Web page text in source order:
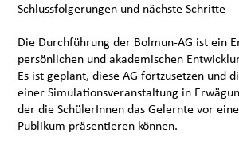
Schlussfolgerungen und nächste Schritte
Die Durchführung der Bolmun-AG ist ein
persönlichen und akademischen
Es ist geplant, diese AG fortzusetzen und
einer Simulationsveranstaltung in
der die SchülerInnen das Gelernte vor
Publikum präsentieren können.